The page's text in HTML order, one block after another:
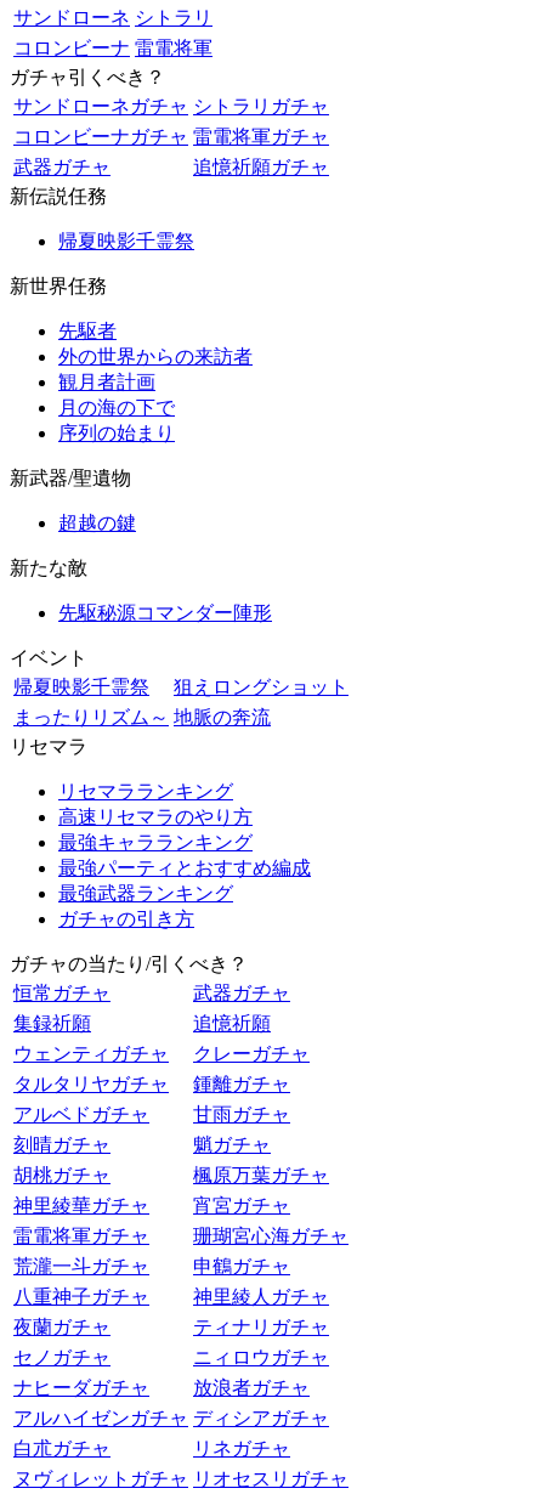
サンドローネ シトラリ
コロンビーナ 雷電将軍
ガチャ引くべき？
サンドローネガチャ シトラリガチャ
コロンビーナガチャ 雷電将軍ガチャ
武器ガチャ
追憶祈願ガチャ
新伝説任務
帰夏映影千霊祭
新世界任務
先駆者
外の世界からの来訪者
観月者計画
月の海の下で
序列の始まり
新武器/聖遺物
超越の鍵
新たな敵
先駆秘源コマンダー陣形
イベント
帰夏映影千霊祭
狙えロングショット
まったりリズム～ 地脈の奔流
リセマラ
リセマラランキング
高速リセマラのやり方
最強キャラランキング
最強パーティとおすすめ編成
最強武器ランキング
ガチャの引き方
ガチャの当たり/引くべき？
恒常ガチャ
武器ガチャ
集録祈願
追憶祈願
ウェンティガチャ
クレーガチャ
タルタリヤガチャ
鍾離ガチャ
アルベドガチャ
甘雨ガチャ
刻晴ガチャ
魈ガチャ
胡桃ガチャ
楓原万葉ガチャ
神里綾華ガチャ
宵宮ガチャ
雷電将軍ガチャ
珊瑚宮心海ガチャ
荒瀧一斗ガチャ
申鶴ガチャ
八重神子ガチャ
神里綾人ガチャ
夜蘭ガチャ
ティナリガチャ
セノガチャ
ニィロウガチャ
ナヒーダガチャ
放浪者ガチャ
アルハイゼンガチャ ディシアガチャ
白朮ガチャ
リネガチャ
ヌヴィレットガチャ リオセスリガチャ